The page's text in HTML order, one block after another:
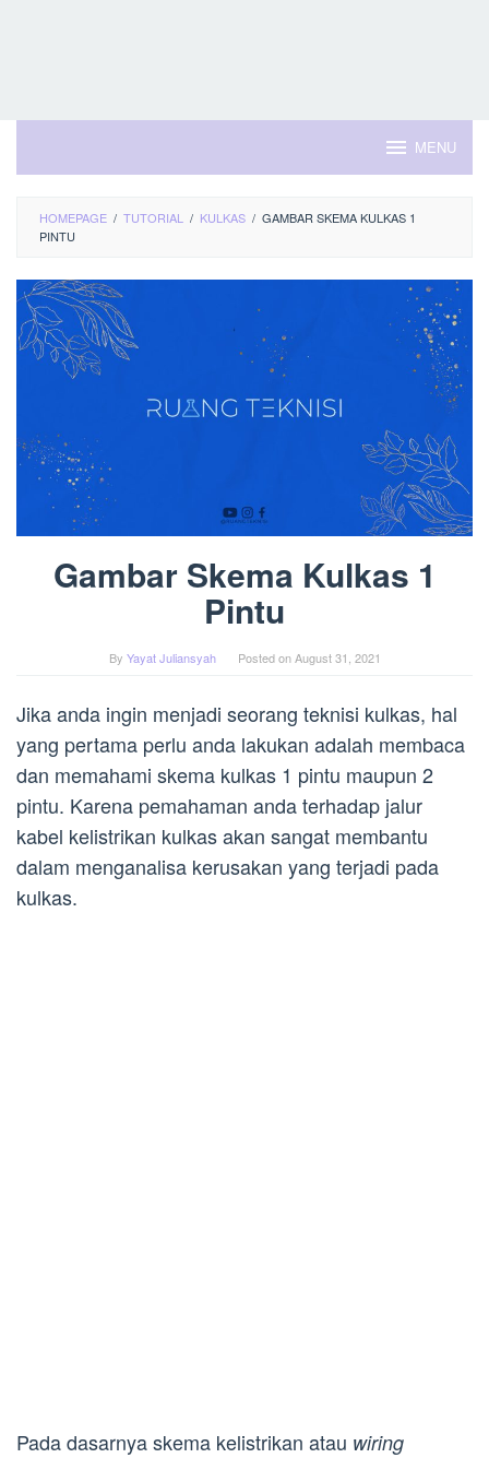
MENU
HOMEPAGE / TUTORIAL / KULKAS / GAMBAR SKEMA KULKAS 1
PINTU
Gambar Skema Kulkas 1
Pintu
By Yayat Juliansyah Posted onAugust 31, 2021
Jika anda ingin menjadi seorang teknisi kulkas, hal
yang pertama perlu anda lakukan adalah membaca
dan memahami skema kulkas 1 pintu maupun 2
pintu. Karena pemahaman anda terhadap jalur
kabel kelistrikan kulkas akan sangat membantu
dalam menganalisa kerusakan yang terjadi pada
kulkas.
Pada dasarnya skema kelistrikan atau wiring